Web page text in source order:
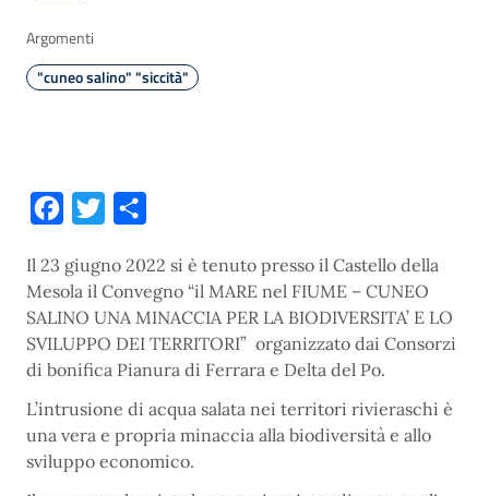
Argomenti
"cuneo salino" "siccità"
Facebook
Twitter
Il 23 giugno 2022 si è tenuto presso il Castello della
Mesola il Convegno “il MARE nel FIUME – CUNEO
SALINO UNA MINACCIA PER LA BIODIVERSITA’ E LO
SVILUPPO DEI TERRITORI” organizzato dai Consorzi
di bonifica Pianura di Ferrara e Delta del Po.
L’intrusione di acqua salata nei territori rivieraschi è
una vera e propria minaccia alla biodiversità e allo
sviluppo economico.